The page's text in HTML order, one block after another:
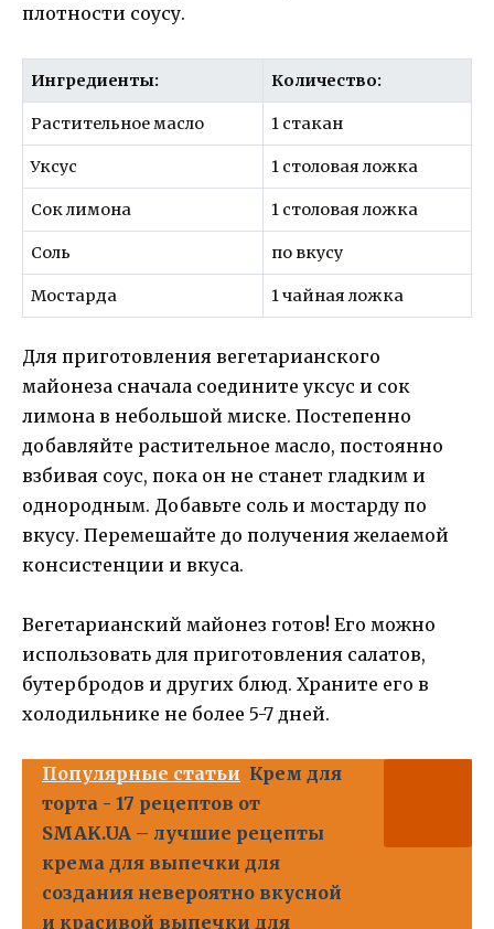
плотности соусу.
Ингредиенты: Количество:
Растительное масло 1 стакан
Уксус 1 столовая ложка
Сок лимона 1 столовая ложка
Соль по вкусу
Мостарда 1 чайная ложка
Для приготовления вегетарианского
майонеза сначала соедините уксус и сок
лимона в небольшой миске. Постепенно
добавляйте растительное масло, постоянно
взбивая соус, пока он не станет гладким и
однородным. Добавьте соль и мостарду по
вкусу. Перемешайте до получения желаемой
консистенции и вкуса.
Вегетарианский майонез готов! Его можно
использовать для приготовления салатов,
бутербродов и других блюд. Храните его в
холодильнике не более 5-7 дней.
Популярные статьи Крем для
торта - 17 рецептов от
SMAK.UA – лучшие рецепты
крема для выпечки для
создания невероятно вкусной
и красивой выпечки для